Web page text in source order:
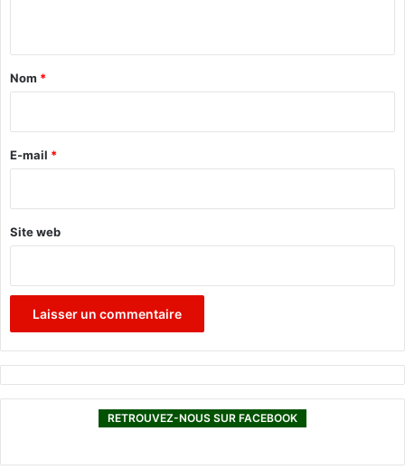
i
è
m
f
o
i
a
e
Nom *
E-mail *
Site web
RETROUVEZ-NOUS SUR FACEBOOK